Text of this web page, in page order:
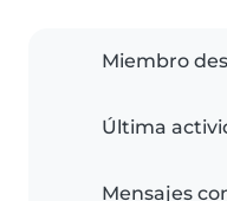
Miembro
Última
Mensajes